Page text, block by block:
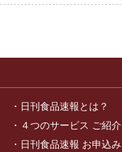
日刊食品速報とは？
４つのサービス ご紹介
日刊食品速報 お申込み